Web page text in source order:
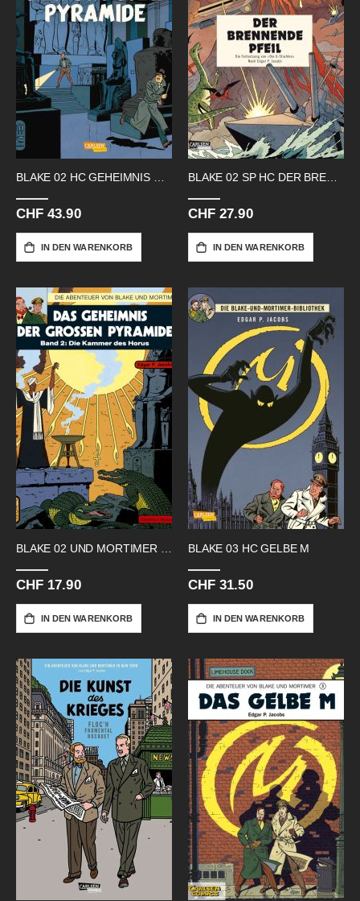
BLAKE 02 HC GEHEIMNIS DER PYRAMIDE
CHF 43.90
IN DEN WARENKORB
BLAKE 02 SP HC DER BRENNENDE PFEIL
CHF 27.90
IN DEN WARENKORB
BLAKE 02 UND MORTIMER KAMMER DES
CHF 17.90
IN DEN WARENKORB
BLAKE 03 HC GELBE M
CHF 31.50
IN DEN WARENKORB